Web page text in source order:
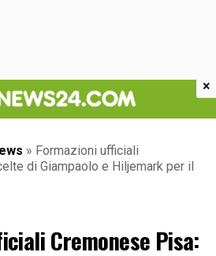
» Formazioni ufficiali
di Giampaolo e Hiljemark per il
Cremonese Pisa:
×